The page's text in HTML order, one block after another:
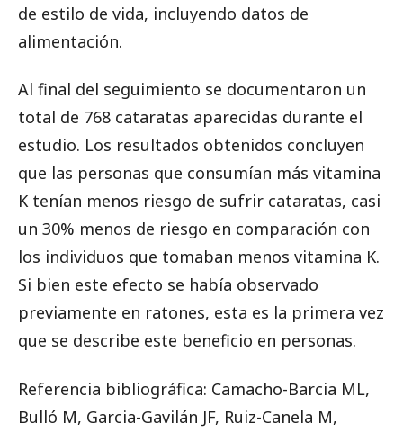
de estilo de vida, incluyendo datos de
alimentación.
Al final del seguimiento se documentaron un
total de 768 cataratas aparecidas durante el
estudio. Los resultados obtenidos concluyen
que las personas que consumían más vitamina
K tenían menos riesgo de sufrir cataratas, casi
un 30% menos de riesgo en comparación con
los individuos que tomaban menos vitamina K.
Si bien este efecto se había observado
previamente en ratones, esta es la primera vez
que se describe este beneficio en personas.
Referencia bibliográfica: Camacho-Barcia ML,
Bulló M, Garcia-Gavilán JF, Ruiz-Canela M,